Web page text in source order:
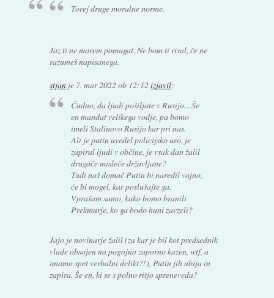
Torej druge moralne norme.
Jaz ti ne morem pomagat. Ne bom ti risal, če ne
razumeš napisanega.
stjan je 7. mar 2022 ob 12:12izjavil:
Čudno, da ljudi pošiljate v Rusijo... Še
en mandat velikega vodje, pa bomo
imeli Stalinovo Rusijo kar pri nas.
Ali je putin uvedel policijsko uro, je
zapiral ljudi v občine, je vsak dan žalil
drugače misleče državljane?
Tudi naš domač Putin bi naredil vojno,
če bi mogel, kar poslušajte ga.
Vprašam samo, kako bomo branili
Prekmurje, ko ga bodo huni zavzeli?
Jajo je novinarje žalil (za kar je bil kot predsednik
vlade obsojen na pogojno zaporno kazen, wtf, a
imamo spet verbalni delikt?!), Putin jih ubija in
zapira. Še en, ki se s polno ritjo spreneveda?